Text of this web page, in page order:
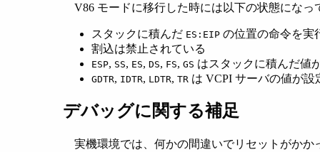
V86 モードに移行した時には以下の状態になっ
スタックに積んだ ES:EIP の位置の命令を実
割込は禁止されている
ESP, SS, ES,DS, FS,GS はスタックに積んだ値
GDTR, IDTR, LDTR,TR は VCPI サーバの値が設
デバッグに関する補足
実機環境では、何かの間違いでリセットがか